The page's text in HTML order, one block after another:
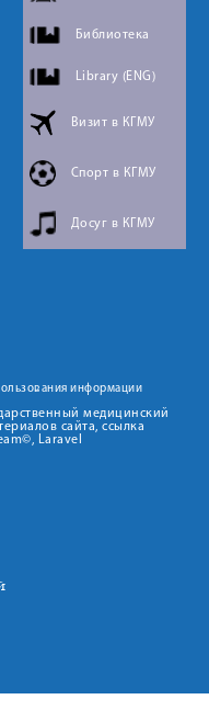
Библиотека
Library (ENG)
Визит в КГМУ
Спорт в КГМУ
Досуг в КГМУ
информации
медицинский
сайта, ссылка
Laravel